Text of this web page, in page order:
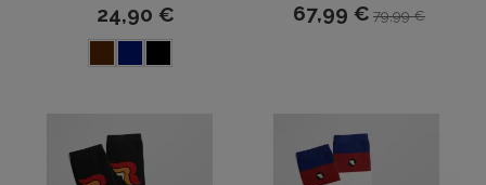
24,90 € 67,99 € 79,99 €